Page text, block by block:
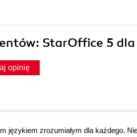
StarOffice 5
opinię
językiem zrozumiałym dla każdego.